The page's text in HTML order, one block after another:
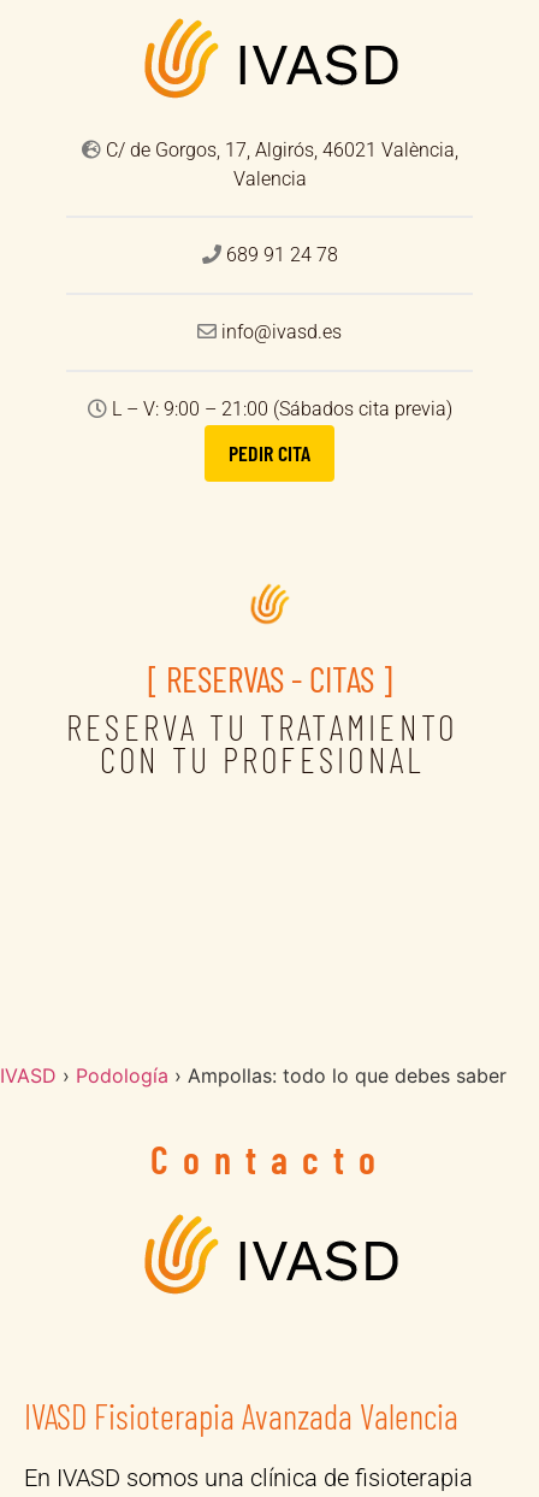
C/ de Gorgos, 17, Algirós, 46021 València,
Valencia
689 91 24 78
info@ivasd.es
L – V: 9:00 – 21:00 (Sábados cita previa)
PEDIR CITA
[ RESERVAS - CITAS ]
RESERVA TU TRATAMIENTO
CON TU PROFESIONAL
IVASD › Podología › Ampollas: todo lo que debes saber
Contacto
IVASD Fisioterapia Avanzada Valencia
En IVASD somos una clínica de fisioterapia